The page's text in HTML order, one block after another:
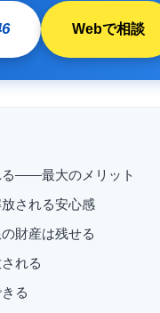
Webで相談
る――最大のメリット
される安心感
財産は残せる
れる
る